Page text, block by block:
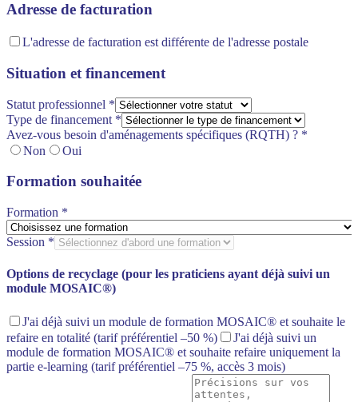
Adresse de facturation
L'adresse de facturation est différente de l'adresse postale
Situation et financement
Statut professionnel *
Type de financement *
Avez-vous besoin d'aménagements spécifiques (RQTH) ? *
Non
Oui
Formation souhaitée
Formation *
Session *
Options de recyclage (pour les praticiens ayant déjà suivi un
module MOSAIC®)
J'ai déjà suivi un module de formation MOSAIC® et souhaite le
refaire en totalité (tarif préférentiel –50 %)
J'ai déjà suivi un
module de formation MOSAIC® et souhaite refaire uniquement la
partie e-learning (tarif préférentiel –75 %, accès 3 mois)